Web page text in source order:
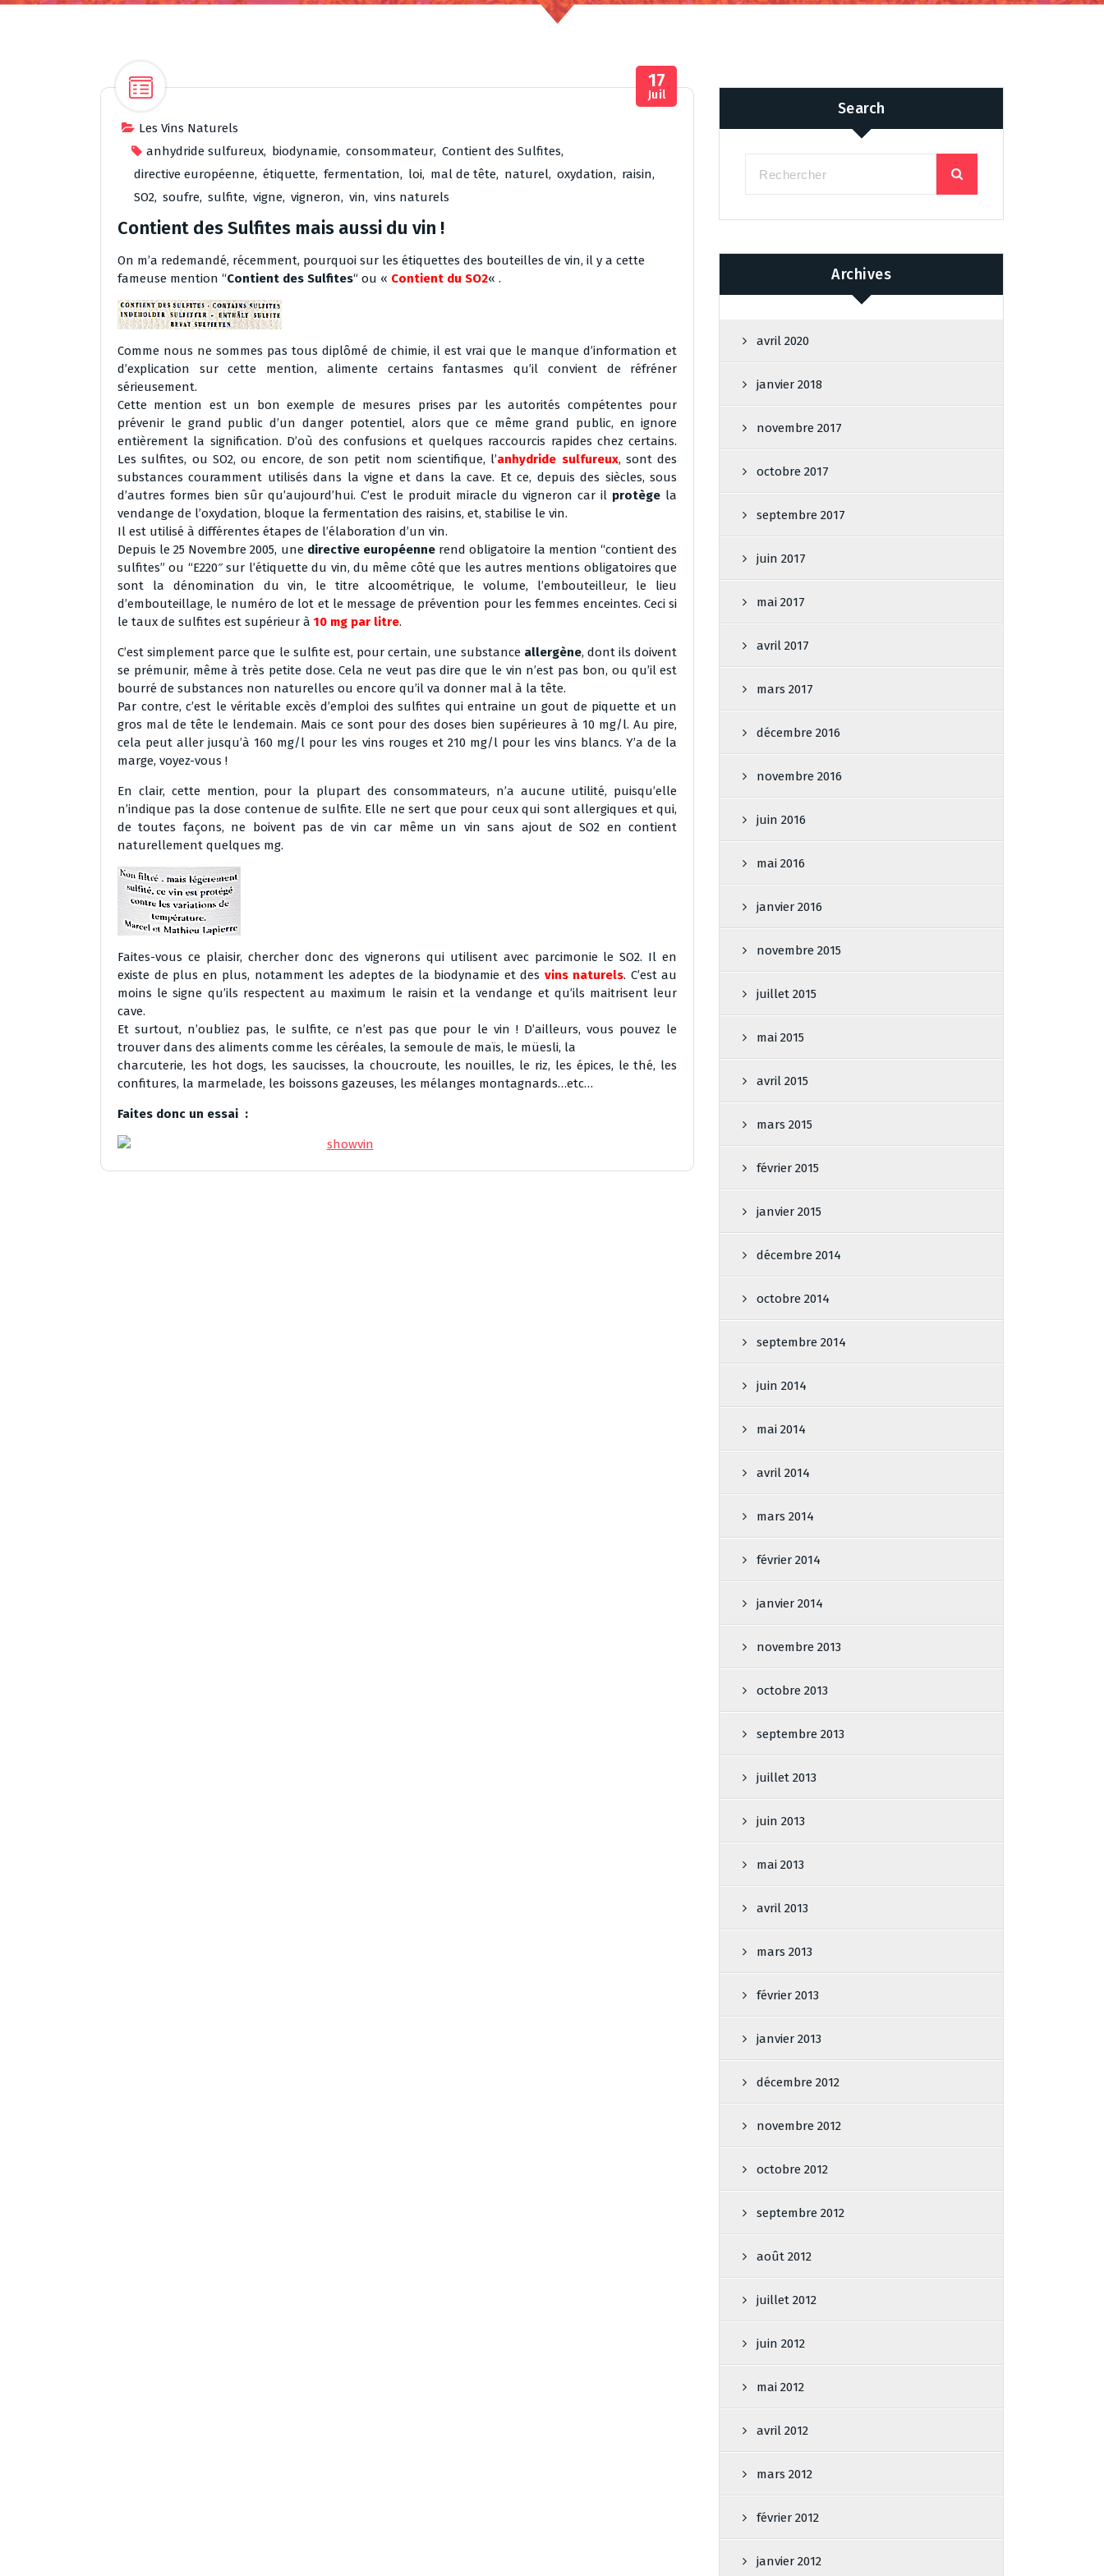
Les Vins Naturels
anhydride sulfureux, biodynamie, consommateur, Contient des Sulfites,
directive européenne, étiquette, fermentation, loi, mal de tête, naturel, oxydation, raisin,
SO2, soufre, sulfite, vigne, vigneron, vin, vins naturels
17
Juil
Contient des Sulfites mais aussi du vin !
On m’a redemandé, récemment, pourquoi sur les étiquettes des bouteilles de vin, il y a cette
fameuse mention “Contient des Sulfites“ ou « Contient du SO2« .
Comme nous ne sommes pas tous diplômé de chimie, il est vrai que le manque d’information et
d’explication sur cette mention, alimente certains fantasmes qu’il convient de réfréner
sérieusement.
Cette mention est un bon exemple de mesures prises par les autorités compétentes pour
prévenir le grand public d’un danger potentiel, alors que ce même grand public, en ignore
entièrement la signification. D’où des confusions et quelques raccourcis rapides chez certains.
Les sulfites, ou SO2, ou encore, de son petit nom scientifique, l’anhydride sulfureux, sont des
substances couramment utilisés dans la vigne et dans la cave. Et ce, depuis des siècles, sous
d’autres formes bien sûr qu’aujourd’hui. C’est le produit miracle du vigneron car il protège la
vendange de l’oxydation, bloque la fermentation des raisins, et, stabilise le vin.
Il est utilisé à différentes étapes de l’élaboration d’un vin.
Depuis le 25 Novembre 2005, une directive européenne rend obligatoire la mention “contient des
sulfites” ou “E220″ sur l’étiquette du vin, du même côté que les autres mentions obligatoires que
sont la dénomination du vin, le titre alcoométrique, le volume, l’embouteilleur, le lieu
d’embouteillage, le numéro de lot et le message de prévention pour les femmes enceintes. Ceci si
le taux de sulfites est supérieur à 10 mg par litre.
C’est simplement parce que le sulfite est, pour certain, une substance allergène, dont ils doivent
se prémunir, même à très petite dose. Cela ne veut pas dire que le vin n’est pas bon, ou qu’il est
bourré de substances non naturelles ou encore qu’il va donner mal à la tête.
Par contre, c’est le véritable excès d’emploi des sulfites qui entraine un gout de piquette et un
gros mal de tête le lendemain. Mais ce sont pour des doses bien supérieures à 10 mg/l. Au pire,
cela peut aller jusqu’à 160 mg/l pour les vins rouges et 210 mg/l pour les vins blancs. Y’a de la
marge, voyez-vous !
En clair, cette mention, pour la plupart des consommateurs, n’a aucune utilité, puisqu’elle
n’indique pas la dose contenue de sulfite. Elle ne sert que pour ceux qui sont allergiques et qui,
de toutes façons, ne boivent pas de vin car même un vin sans ajout de SO2 en contient
naturellement quelques mg.
Faites-vous ce plaisir, chercher donc des vignerons qui utilisent avec parcimonie le SO2. Il en
existe de plus en plus, notamment les adeptes de la biodynamie et des vins naturels. C’est au
moins le signe qu’ils respectent au maximum le raisin et la vendange et qu’ils maitrisent leur
cave.
Et surtout, n’oubliez pas, le sulfite, ce n’est pas que pour le vin ! D’ailleurs, vous pouvez le
trouver dans des aliments comme les céréales, la semoule de maïs, le müesli, la
charcuterie, les hot dogs, les saucisses, la choucroute, les nouilles, le riz, les épices, le thé, les
confitures, la marmelade, les boissons gazeuses, les mélanges montagnards…etc…
Faites donc un essai :
Search
Archives
avril 2020
janvier 2018
novembre 2017
octobre 2017
septembre 2017
juin 2017
mai 2017
avril 2017
mars 2017
décembre 2016
novembre 2016
juin 2016
mai 2016
janvier 2016
novembre 2015
juillet 2015
mai 2015
avril 2015
mars 2015
février 2015
janvier 2015
décembre 2014
octobre 2014
septembre 2014
juin 2014
mai 2014
avril 2014
mars 2014
février 2014
janvier 2014
novembre 2013
octobre 2013
septembre 2013
juillet 2013
juin 2013
mai 2013
avril 2013
mars 2013
février 2013
janvier 2013
décembre 2012
novembre 2012
octobre 2012
septembre 2012
août 2012
juillet 2012
juin 2012
mai 2012
avril 2012
mars 2012
février 2012
janvier 2012